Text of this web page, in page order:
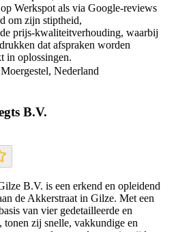
Werkspot als via Google‑reviews
om zijn stiptheid,
prijs‑kwaliteitverhouding, waarbij
dat afspraken worden
in oplossingen.
Nederland
B.V.
B.V. is een erkend en opleidend
de Akkerstraat in Gilze. Met een
van vier gedetailleerde en
zij snelle, vakkundige en